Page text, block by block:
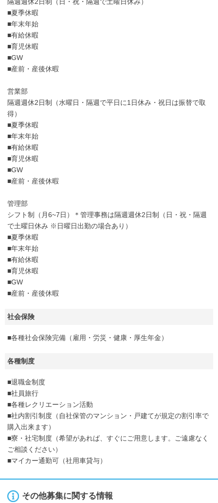
隔週週休2日制（日・祝・隔週で土曜日休み）
■夏季休暇
■年末年始
■有給休暇
■育児休暇
■GW
■産前・産後休暇
営業部
隔週週休2日制（水曜日・隔週で平日に1日休み・祝日は振替で取
得）
■夏季休暇
■年末年始
■有給休暇
■育児休暇
■GW
■産前・産後休暇
管理部
シフト制（月6~7日）＊管理事務は隔週週休2日制（日・祝・隔週
で土曜日休み ※日曜日出勤の場合あり）
■夏季休暇
■年末年始
■有給休暇
■育児休暇
■GW
■産前・産後休暇
社会保険
■各種社会保険完備（雇用・労災・健康・厚生年金）
各種制度
■退職金制度
■社員旅行
■各種レクリエーション活動
■社内割引制度（自社保管のマンション・戸建てが規定の割引率で
購入出来ます）
■寮・社宅制度（希望があれば、すぐにご用意します。ご遠慮なく
ご相談ください）
■マイカー通勤可（社用車貸与）
その他募集に関する情報